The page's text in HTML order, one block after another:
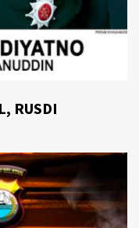
RUSDI